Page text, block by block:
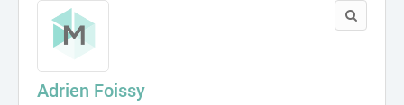
Adrien Foissy